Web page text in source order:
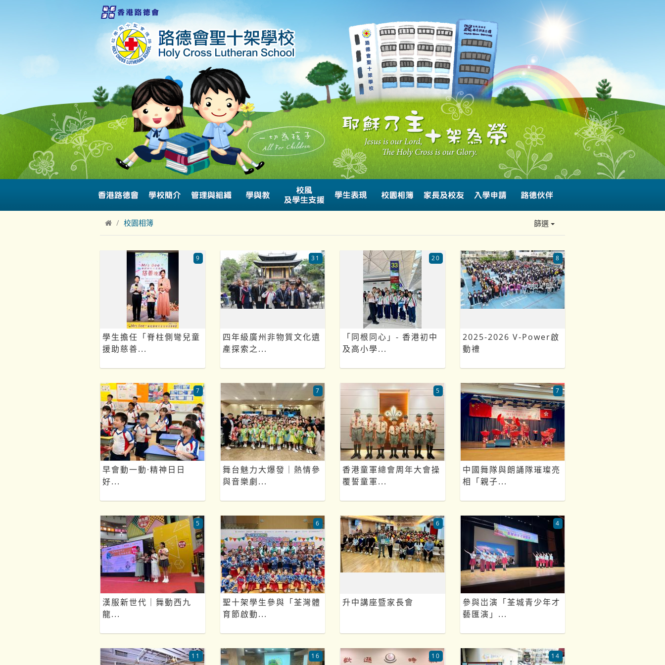
校園相簿 篩選
學生擔任「脊柱側彎兒童
援助慈善...
9
四年級廣州非物質文化遺
產探索之...
31
「同根同心」- 香港初中
及高小學...
20
2025-2026 V-Power啟
動禮
8
早會動一動·精神日日
好...
7
舞台魅力大爆發｜熱情參
與音樂劇...
7
香港童軍總會周年大會操
覆誓童軍...
5
中國舞隊與朗誦隊璀璨亮
相「親子...
7
漢服新世代｜舞動西九
龍...
5
聖十架學生參與「荃灣體
育節啟動...
6
升中講座暨家長會
6
參與岀演「荃城青少年才
藝匯演」...
4
11 16 10 14